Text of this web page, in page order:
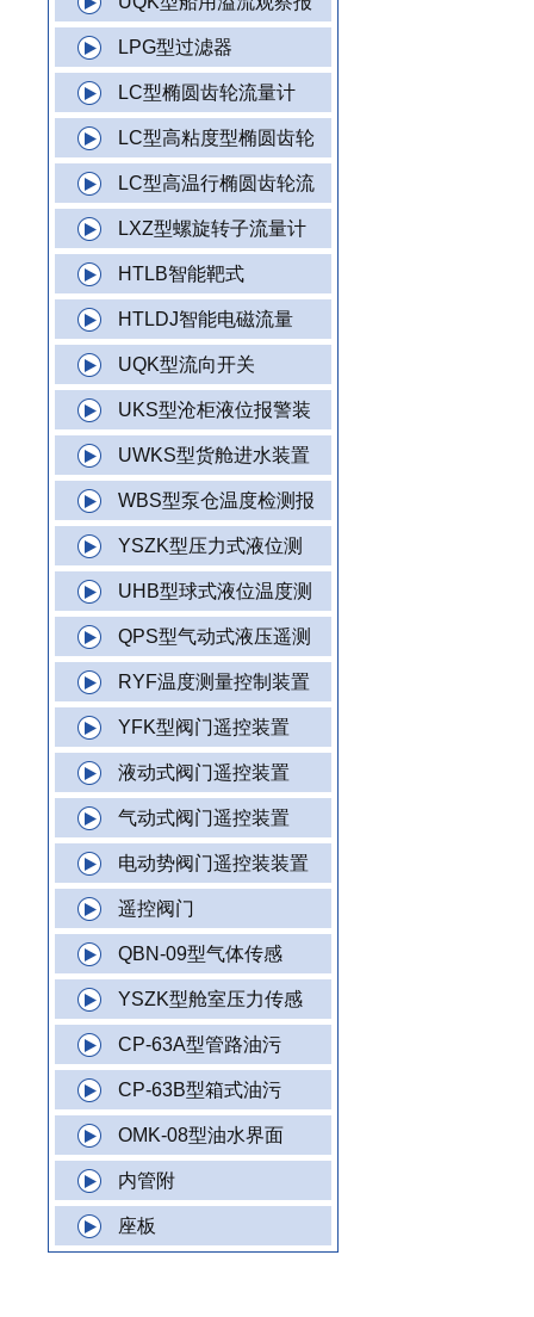
LPG型过滤器
LC型椭圆齿轮流量计
LC型高粘度型椭圆齿轮
LC型高温行椭圆齿轮流
LXZ型螺旋转子流量计
HTLB智能靶式
HTLDJ智能电磁流量
UQK型流向开关
UKS型沧柜液位报警装
UWKS型货舱进水装置
WBS型泵仓温度检测报
YSZK型压力式液位测
UHB型球式液位温度测
QPS型气动式液压遥测
RYF温度测量控制装置
YFK型阀门遥控装置
液动式阀门遥控装置
气动式阀门遥控装置
电动势阀门遥控装装置
遥控阀门
QBN-09型气体传感
YSZK型舱室压力传感
CP-63A型管路油污
CP-63B型箱式油污
OMK-08型油水界面
内管附
座板